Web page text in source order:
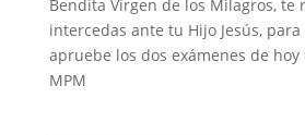
Bendita Virgen de los Milagros, te
intercedas ante tu Hijo Jesús, para
apruebe los dos exámenes de hoy
MPM